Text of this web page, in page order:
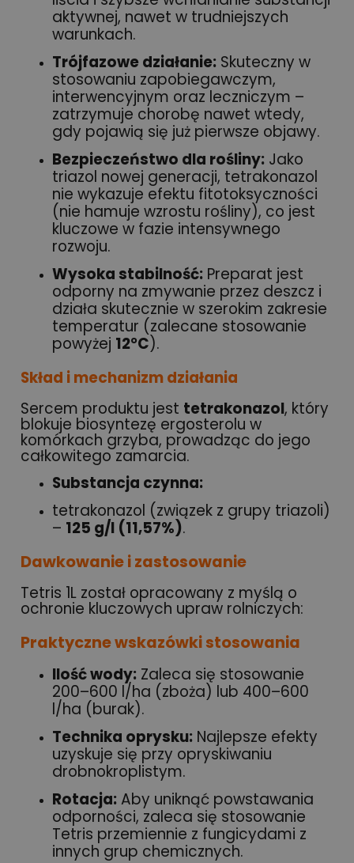
aktywnej, nawet w trudniejszych
warunkach.
Trójfazowe działanie: Skuteczny w
stosowaniu zapobiegawczym,
interwencyjnym oraz leczniczym –
zatrzymuje chorobę nawet wtedy,
gdy pojawią się już pierwsze objawy.
Bezpieczeństwo dla rośliny: Jako
triazol nowej generacji, tetrakonazol
nie wykazuje efektu fitotoksyczności
(nie hamuje wzrostu rośliny), co jest
kluczowe w fazie intensywnego
rozwoju.
Wysoka stabilność: Preparat jest
odporny na zmywanie przez deszcz i
działa skutecznie w szerokim zakresie
temperatur (zalecane stosowanie
powyżej 12°C).
Skład i mechanizm działania
Sercem produktu jest tetrakonazol, który
blokuje biosyntezę ergosterolu w
komórkach grzyba, prowadząc do jego
całkowitego zamarcia.
Substancja czynna:
tetrakonazol (związek z grupy triazoli)
– 125 g/l (11,57%).
Dawkowanie i zastosowanie
Tetris 1L został opracowany z myślą o
ochronie kluczowych upraw rolniczych:
Praktyczne wskazówki stosowania
Ilość wody: Zaleca się stosowanie
200–600 l/ha (zboża) lub 400–600
l/ha (burak).
Technika oprysku: Najlepsze efekty
uzyskuje się przy opryskiwaniu
drobnokroplistym.
Rotacja:Aby uniknąć powstawania
odporności, zaleca się stosowanie
Tetris przemiennie z fungicydami z
innych grup chemicznych.